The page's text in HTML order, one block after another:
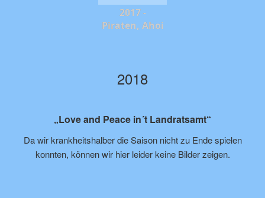
2017 -
Piraten, Ahoi
2018
„Love and Peace in´t Landratsamt“
Da wir krankheitshalber die Saison nicht zu Ende spielen
konnten, können wir hier leider keine Bilder zeigen.